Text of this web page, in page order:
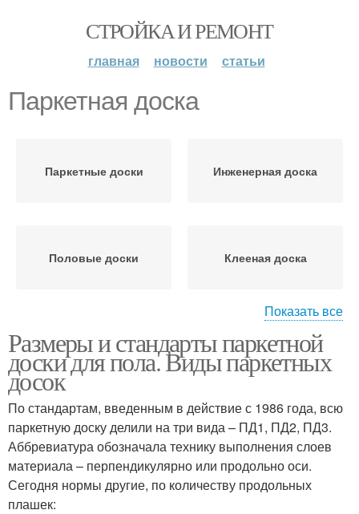
СТРОЙКА И РЕМОНТ
главная новости статьи
Паркетная доска
Паркетные доски Инженерная доска
Половые доски Клееная доска
Террасная доска Черновая доска
Половая доска
Показать все
Размеры и стандарты паркетной
доски для пола. Виды паркетных
досок
По стандартам, введенным в действие с 1986 года, всю
паркетную доску делили на три вида – ПД1, ПД2, ПД3.
Аббревиатура обозначала технику выполнения слоев
материала – перпендикулярно или продольно оси.
Сегодня нормы другие, по количеству продольных
плашек: